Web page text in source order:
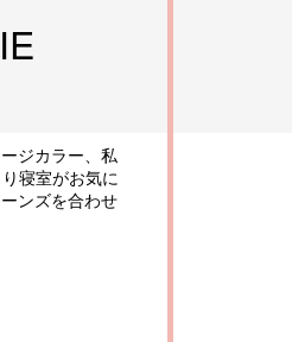
ジカラー、私
寝室がお気に
ンズを合わせ